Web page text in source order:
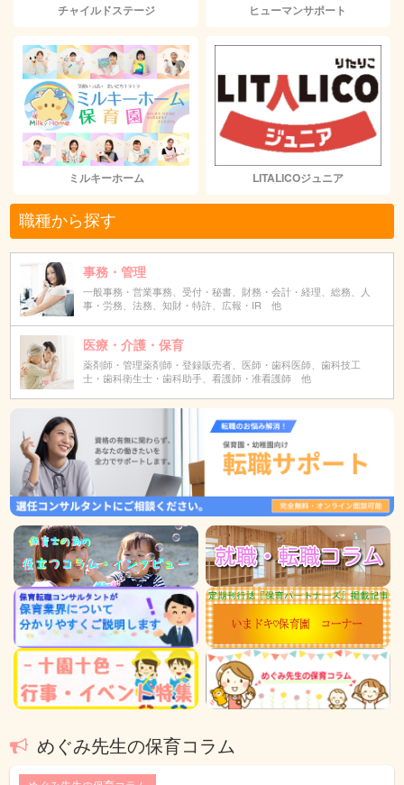
チャイルドステージ ヒューマンサポート
ミルキーホーム LITALICOジュニア
職種から探す
事務・管理
一般事務・営業事務、受付・秘書、財務・会計・経理、総務、人
事・労務、法務、知財・特許、広報・IR 他
医療・介護・保育
薬剤師・管理薬剤師・登録販売者、医師・歯科医師、歯科技工
士・歯科衛生士・歯科助手、看護師・准看護師 他
めぐみ先生の保育コラム